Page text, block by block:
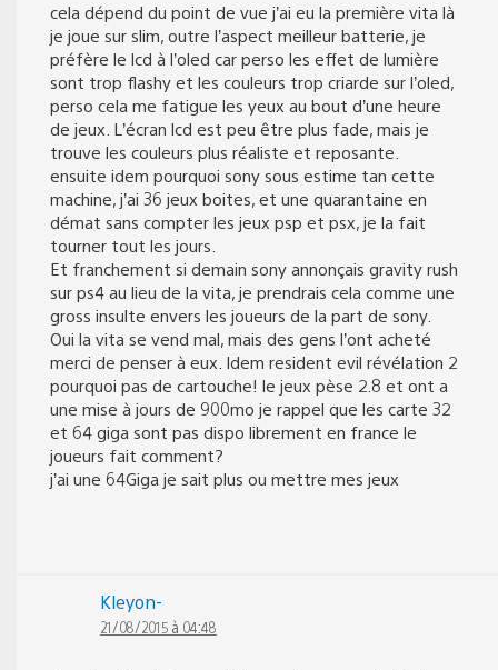
cela dépend du point de vue j’ai eu la première vita là
je joue sur slim, outre l’aspect meilleur batterie, je
préfère le lcd à l’oled car perso les effet de lumière
sont trop flashy et les couleurs trop criarde sur l’oled,
perso cela me fatigue les yeux au bout d’une heure
de jeux. L’écran lcd est peu être plus fade, mais je
trouve les couleurs plus réaliste et reposante.
ensuite idem pourquoi sony sous estime tan cette
machine, j’ai 36 jeux boites, et une quarantaine en
démat sans compter les jeux psp et psx, je la fait
tourner tout les jours.
Et franchement si demain sony annonçais gravity rush
sur ps4 au lieu de la vita, je prendrais cela comme une
gross insulte envers les joueurs de la part de sony.
Oui la vita se vend mal, mais des gens l’ont acheté
merci de penser à eux. Idem resident evil révélation 2
pourquoi pas de cartouche! le jeux pèse 2.8 et ont a
une mise à jours de 900mo je rappel que les carte 32
et 64 giga sont pas dispo librement en france le
joueurs fait comment?
j’ai une 64Giga je sait plus ou mettre mes jeux
Kleyon-
21/08/2015 à 04:48